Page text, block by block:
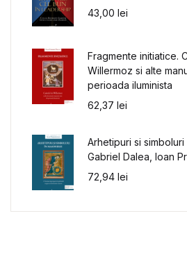
43,00 lei
Fragmente initiatice.
Willermoz si alte
perioada iluminista
62,37 lei
Arhetipuri si
Gabriel Dalea, Ioan
72,94 lei